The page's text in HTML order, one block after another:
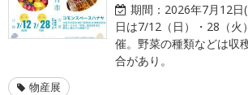
期間： 2026年7月12
日は7/12（日）・28（火
催。野菜の種類などは収
合があり。
物産展